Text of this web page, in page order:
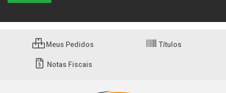
Meus Pedidos Títulos
Notas Fiscais